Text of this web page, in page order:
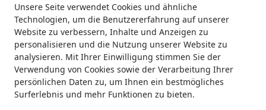
Unsere Seite verwendet Cookies und ähnliche
Technologien, um die Benutzererfahrung auf unserer
Website zu verbessern, Inhalte und Anzeigen zu
personalisieren und die Nutzung unserer Website zu
analysieren. Mit Ihrer Einwilligung stimmen Sie der
Verwendung von Cookies sowie der Verarbeitung Ihrer
persönlichen Daten zu, um Ihnen ein bestmögliches
Surferlebnis und mehr Funktionen zu bieten.
Suchen
Startseite
Katze Katzenfutter Nassfutter Almo Nature HFC
Almo Nature HFC Complete 70g
Dose Katzennassfutter Huhn mit